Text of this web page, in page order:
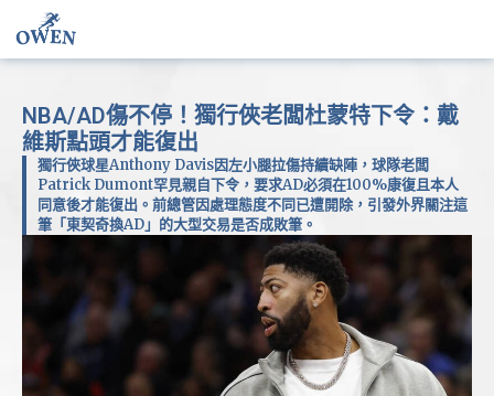
NBA/AD傷不停！獨行俠老闆杜蒙特下令：戴
維斯點頭才能復出
獨行俠球星Anthony Davis因左小腿拉傷持續缺陣，球隊老闆
Patrick Dumont罕見親自下令，要求AD必須在100%康復且本人
同意後才能復出。前總管因處理態度不同已遭開除，引發外界關注這
筆「東契奇換AD」的大型交易是否成敗筆。